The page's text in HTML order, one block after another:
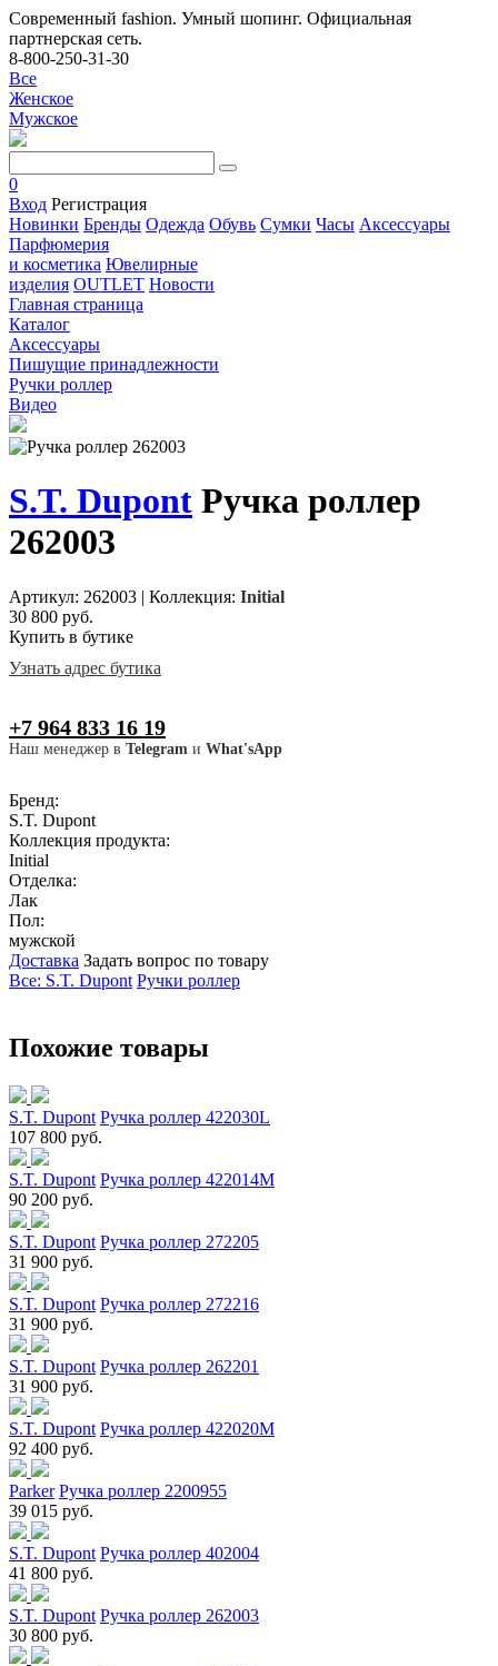
Современный fashion. Умный шопинг. Официальная
партнерская сеть.
8-800-250-31-30
Все
Женское
Мужское
0
Вход Регистрация
Новинки Бренды Одежда Обувь Сумки Часы Аксессуары
Парфюмерия
и косметика Ювелирные
изделия OUTLET Новости
Главная страница
Каталог
Аксессуары
Пишущие принадлежности
Ручки роллер
Видео
S.T. Dupont Ручка роллер
262003
Артикул: 262003 | Коллекция: Initial
30 800 руб.
Купить в бутике
Узнать адрес бутика
+7 964 833 16 19
Наш менеджер в Telegram и What'sApp
Бренд:
S.T. Dupont
Коллекция продукта:
Initial
Отделка:
Лак
Пол:
мужской
Доставка Задать вопрос по товару
Все: S.T. Dupont Ручки роллер
Похожие товары
S.T. Dupont Ручка роллер 422030L
107 800 руб.
S.T. Dupont Ручка роллер 422014M
90 200 руб.
S.T. Dupont Ручка роллер 272205
31 900 руб.
S.T. Dupont Ручка роллер 272216
31 900 руб.
S.T. Dupont Ручка роллер 262201
31 900 руб.
S.T. Dupont Ручка роллер 422020M
92 400 руб.
Parker Ручка роллер 2200955
39 015 руб.
S.T. Dupont Ручка роллер 402004
41 800 руб.
S.T. Dupont Ручка роллер 262003
30 800 руб.